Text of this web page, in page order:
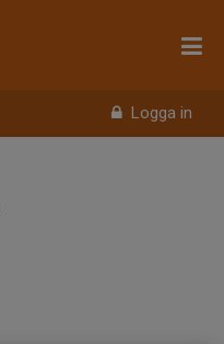
Logga in